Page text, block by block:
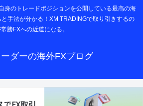
身のトレードポジションを公開している最高の海
手法が分かる！XM TRADINGで取り引きするの
勝FXへの近道になる。
ダーの海外FXブログ